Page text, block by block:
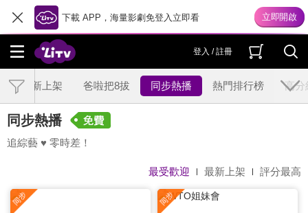
下載 APP，海量影劇免登入立即看
登入 / 註冊
最新上架 爸啦把8拔 同步熱播 熱門排行榜 高分
同步熱播
追綜藝 ♥ 零時差！
最受歡迎 最新上架 評分最高